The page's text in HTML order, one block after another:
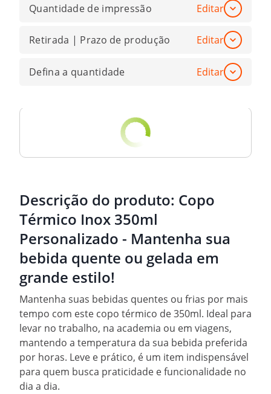
Quantidade de impressão Editar
Retirada | Prazo de produção Editar
Defina a quantidade Editar
Descrição do produto: Copo
Térmico Inox 350ml
Personalizado - Mantenha sua
bebida quente ou gelada em
grande estilo!
Mantenha suas bebidas quentes ou frias por mais
tempo com este copo térmico de 350ml. Ideal para
levar no trabalho, na academia ou em viagens,
mantendo a temperatura da sua bebida preferida
por horas. Leve e prático, é um item indispensável
para quem busca praticidade e funcionalidade no
dia a dia.